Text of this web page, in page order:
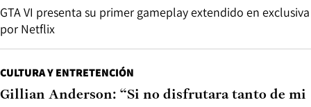
GTA VI presenta su primer gameplay extendido en exclusiva
por Netflix
CULTURA Y ENTRETENCIÓN
Gillian Anderson: “Si no disfrutara tanto de mi